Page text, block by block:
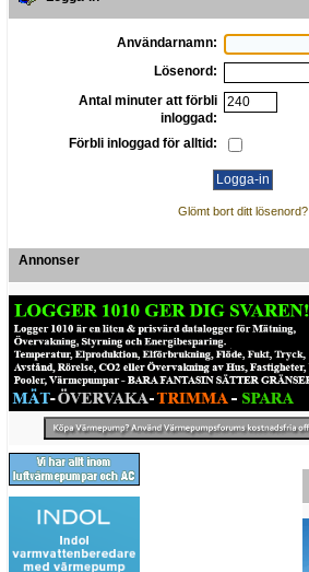
Användarnamn:
Lösenord:
Antal minuter att förbli
inloggad:
Förbli inloggad för alltid:
Glömt bort ditt lösenord?
Annonser